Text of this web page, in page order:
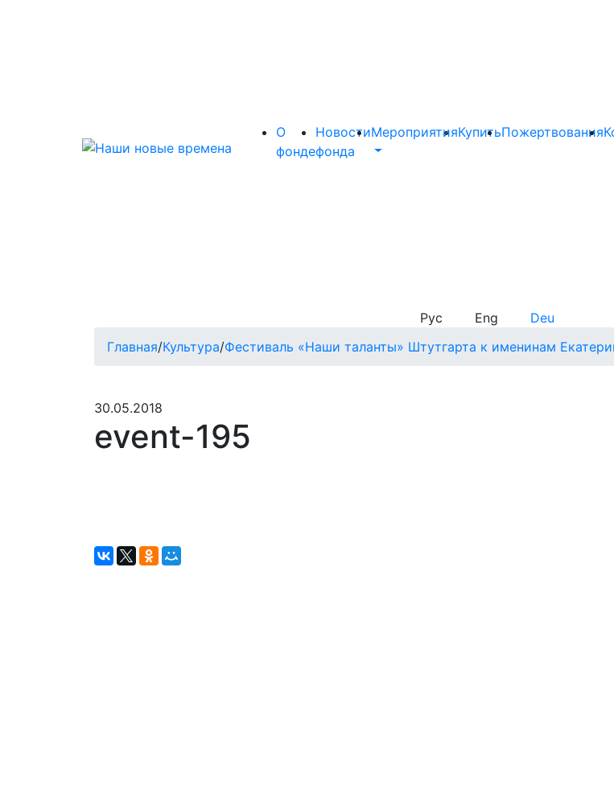
О
фонде
Новости
фонда
МероприятияКупитьПожертвования
Рус Eng
Deu
Главная/Культура/Фестиваль «Наши таланты» Штутгарта к именинам
30.05.2018
event-195